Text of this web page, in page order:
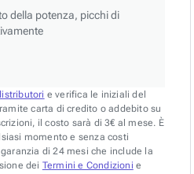
della potenza, picchi di
e verifica le iniziali del
carta di credito o addebito su
il costo sarà di 3€ al mese. È
momento e senza costi
di 24 mesi che include la
dei Termini e Condizioni e